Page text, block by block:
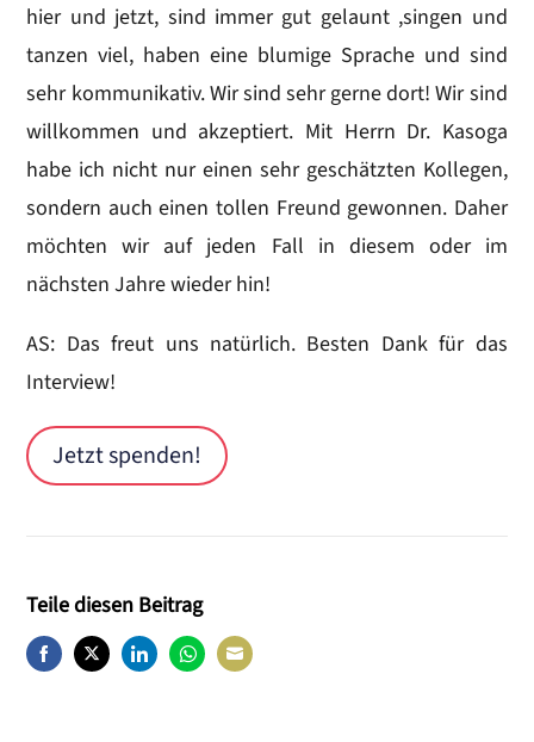
hier und jetzt, sind immer gut gelaunt ,singen und
tanzen viel, haben eine blumige Sprache und sind
sehr kommunikativ. Wir sind sehr gerne dort! Wir sind
willkommen und akzeptiert. Mit Herrn Dr. Kasoga
habe ich nicht nur einen sehr geschätzten Kollegen,
sondern auch einen tollen Freund gewonnen. Daher
möchten wir auf jeden Fall in diesem oder im
nächsten Jahre wieder hin!
AS: Das freut uns natürlich. Besten Dank für das
Interview!
Jetzt spenden!
Teile diesen Beitrag